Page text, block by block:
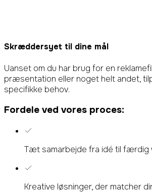
Skræddersyet til dine mål
Uanset om du har brug for en
præsentation eller noget helt andet,
specifikke behov.
Fordele ved vores proces:
Tæt samarbejde fra idé til færdig
Kreative løsninger, der matcher